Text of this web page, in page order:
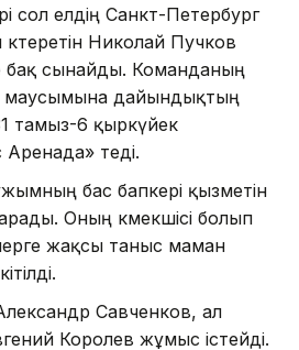
сол елдің Санкт-Петербург
Николай Пучков
бақ сынайды. Команданың
дайындықтың
тамыз-6 қыркүйек
өтеді.
бас бапкері қызметін
Оның көмекшісі болып
жақсы таныс маман
Савченков, ал
Королев жұмыс істейді.